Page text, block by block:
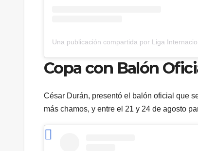
Una publicación compartida por Liga
Copa con Balón
César Durán, presentó el balón oficial que
más chamos, y entre el 21 y 24 de agosto